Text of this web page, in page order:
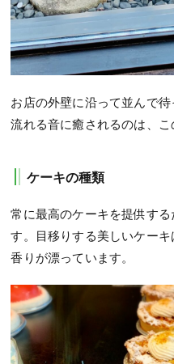
お店の外壁に沿って並んで
流れる音に癒されるのは、こ
ケーキの種類
常に最高のケーキを提供す
す。目移りする美しいケー
香りが漂っています。